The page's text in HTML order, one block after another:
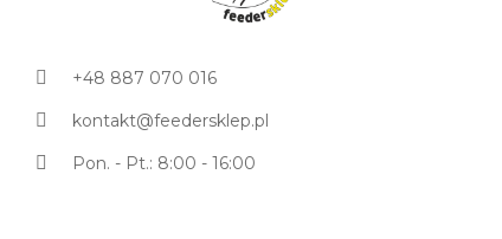
+48 887 070 016
kontakt@feedersklep.pl
Pon. - Pt.: 8:00 - 16:00